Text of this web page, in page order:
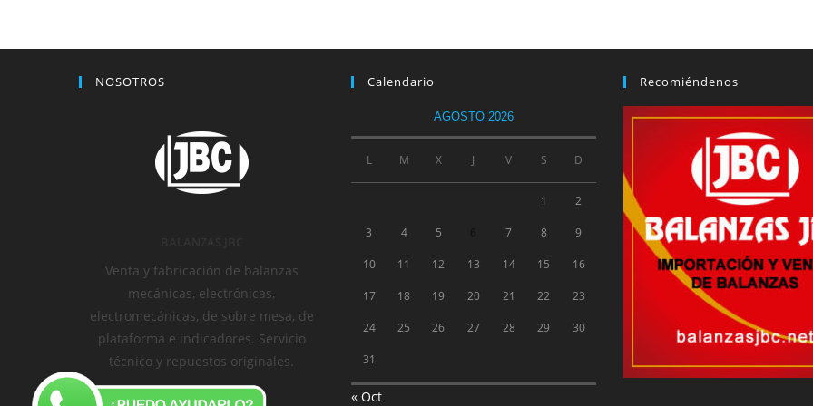
NOSOTROS
Venta y fabricación de balanzas
mecánicas, electrónicas,
electromecánicas, de sobre mesa, de
plataforma e indicadores. Servicio
técnico y repuestos originales.
Calendario
AGOSTO 2026
L M X J V S D
1 2
3 4 5 7 8 9
10 11 12 13 14 15 16
17 18 19 20 21 22 23
24 25 26 27 28 29 30
31
« Oct
Recomiéndenos